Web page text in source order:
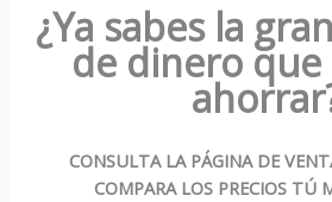
¿Ya sabes la
de dinero que
CONSULTA LA PÁGINA DE
COMPARA LOS PRECIOS TÚ